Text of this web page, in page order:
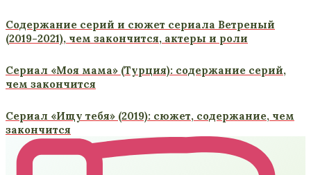
Содержание серий и сюжет сериала Ветреный
(2019-2021), чем закончится, актеры и роли
Сериал «Моя мама» (Турция): содержание серий,
чем закончится
Сериал «Ищу тебя» (2019): сюжет, содержание, чем
закончится